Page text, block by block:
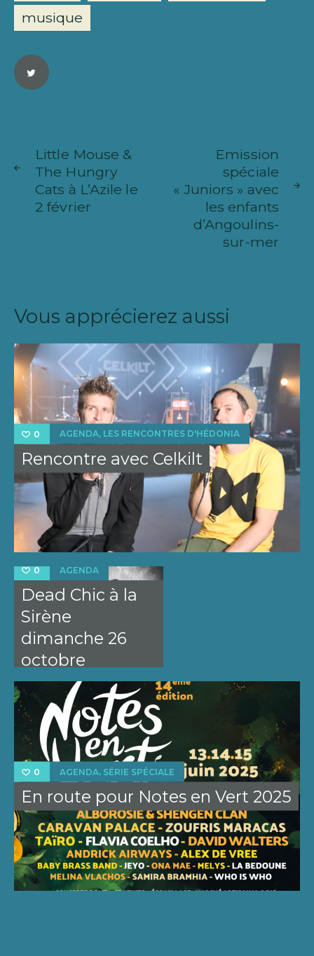
musique
de
l’article
SUIVANT
Little Mouse &
The Hungry
Cats à L’Azile le
2 février
Emission
spéciale
« Juniors » avec
les enfants
d’Angoulins-
sur-mer
Vous apprécierez aussi
0 AGENDA, LES RENCONTRES D'HÉDONIA
Rencontre avec Celkilt
0 AGENDA
Dead Chic à la
Sirène
dimanche 26
octobre
0 AGENDA, SÉRIE SPÉCIALE
En route pour Notes en Vert 2025